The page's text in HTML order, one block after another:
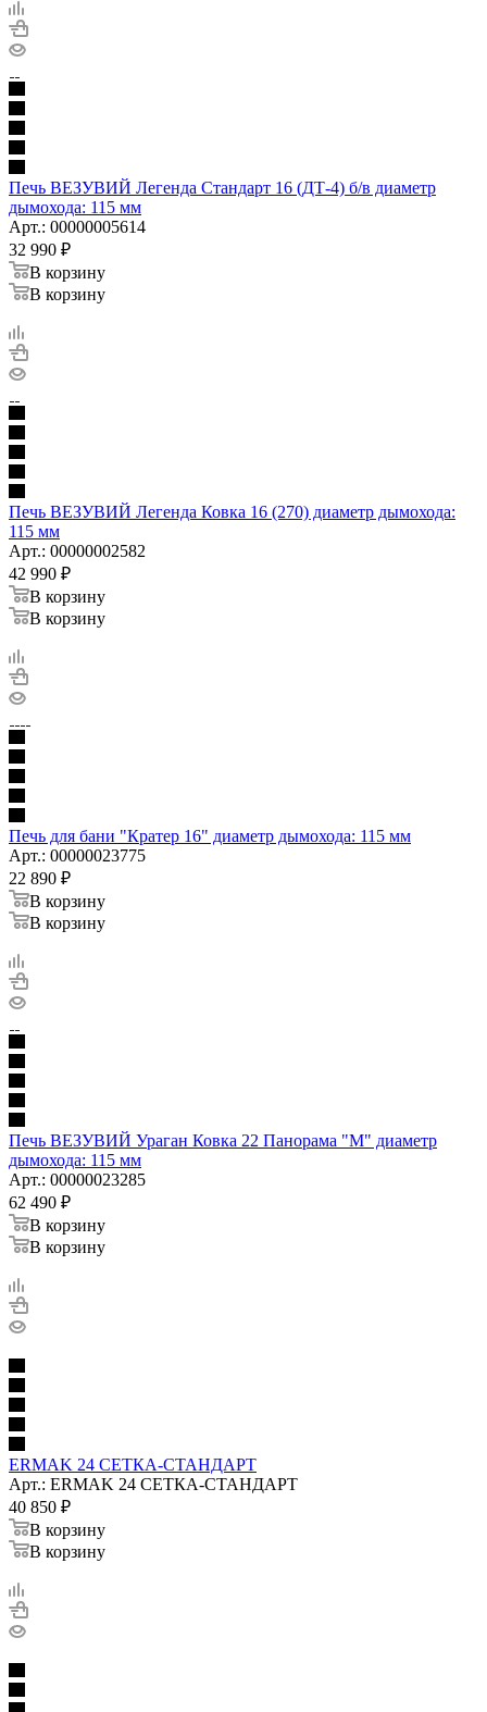
Печь ВЕЗУВИЙ Легенда Стандарт 16 (ДТ-4) б/в диаметр
дымохода: 115 мм
Арт.: 00000005614
32 990 ₽
В корзину
В корзину
Печь ВЕЗУВИЙ Легенда Ковка 16 (270) диаметр дымохода:
115 мм
Арт.: 00000002582
42 990 ₽
В корзину
В корзину
Печь для бани "Кратер 16" диаметр дымохода: 115 мм
Арт.: 00000023775
22 890 ₽
В корзину
В корзину
Печь ВЕЗУВИЙ Ураган Ковка 22 Панорама "М" диаметр
дымохода: 115 мм
Арт.: 00000023285
62 490 ₽
В корзину
В корзину
ERMAK 24 СЕТКА-СТАНДАРТ
Арт.: ERMAK 24 СЕТКА-СТАНДАРТ
40 850 ₽
В корзину
В корзину